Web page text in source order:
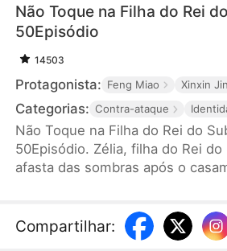
Não Toque na Filha do Rei
50Episódio
14503
Protagonista: Feng Miao Xinxin Jin
Categorias: Contra-ataque
Não Toque na Filha do Rei do
50Episódio. Zélia, filha do Rei
afasta das sombras após o
amante do marido, Eloísa,
Zélia, com apoio de seus irmãos
Compartilhar: